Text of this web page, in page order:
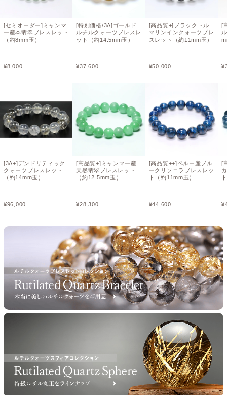
[セミオーダー]ミャンマ
ー産本翡翠ブレスレット
（約8mm玉）
¥8,000
[3A+]デンドリティック
クォーツブレスレット
（約14mm玉）
¥96,000
[特別価格/3A]ゴールド
ルチルクォーツブレスレ
ット（約14.5mm玉）
¥37,600
[高品質+]ミャンマー産
天然翡翠ブレスレット
（約12.5mm玉）
¥28,300
[高品質+]ブラックトル
マリンインクォーツブレ
スレット（約11mm玉）
¥50,000
[高品質++]ペルー産ブル
ークリソコラブレスレッ
ト（約11mm玉）
¥44,600
[
¥
[
¥